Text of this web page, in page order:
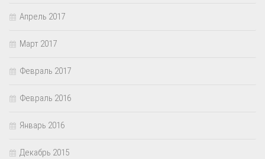
Апрель 2017
Март 2017
Февраль 2017
Февраль 2016
Январь 2016
Декабрь 2015